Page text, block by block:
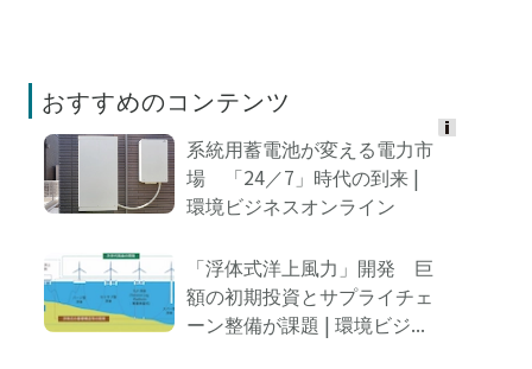
おすすめのコンテンツ
系統用蓄電池が変える電力市
場 「24／7」時代の到来 |
環境ビジネスオンライン
「浮体式洋上風力」開発 巨
額の初期投資とサプライチェ
ーン整備が課題 | 環境ビジ...